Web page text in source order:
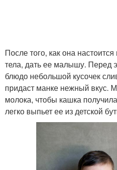
После того, как она
тела, дать ее малышу. Перед
блюдо небольшой кусочек
придаст манке нежный вкус.
молока, чтобы кашка
легко выпьет ее из детской